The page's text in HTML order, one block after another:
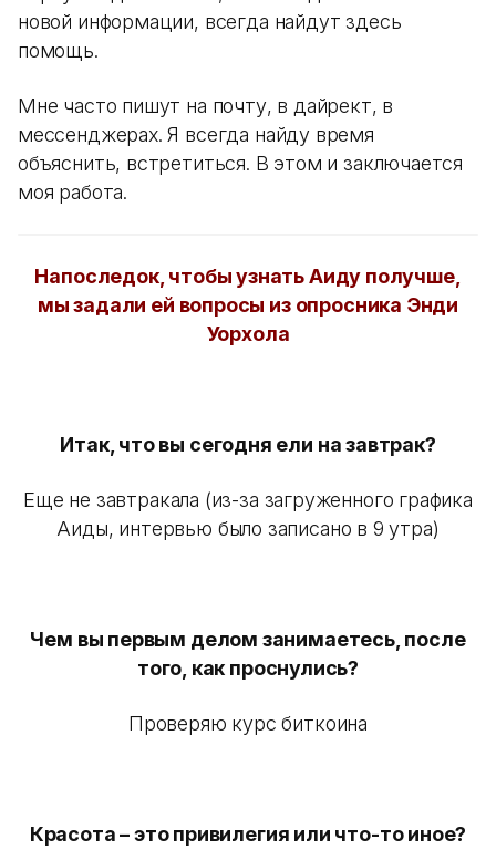
новой информации, всегда найдут здесь
помощь.
Мне часто пишут на почту, в дайрект, в
мессенджерах. Я всегда найду время
объяснить, встретиться. В этом и заключается
моя работа.
Напоследок, чтобы узнать Аиду получше,
мы задали ей вопросы из опросника Энди
Уорхола
Итак, что вы сегодня ели на завтрак?
Еще не завтракала (из-за загруженного графика
Аиды, интервью было записано в 9 утра)
Чем вы первым делом занимаетесь, после
того, как проснулись?
Проверяю курс биткоина
Красота – это привилегия или что-то иное?